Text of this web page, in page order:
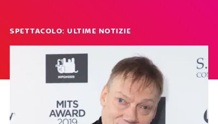
SPETTACOLO: ULTIME NOTIZIE